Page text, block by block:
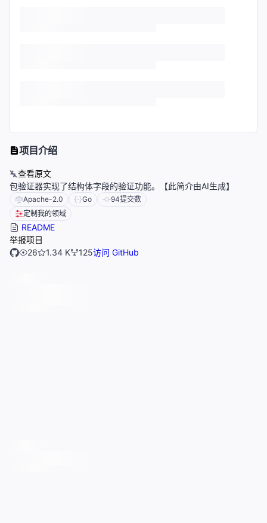
项目介绍
查看原文
包验证器实现了结构体字段的验证功能。【此简介由AI生成】
Apache-2.0 Go 94提交数
定制我的领域
README
举报项目
26
1.34 K 125访问 GitHub